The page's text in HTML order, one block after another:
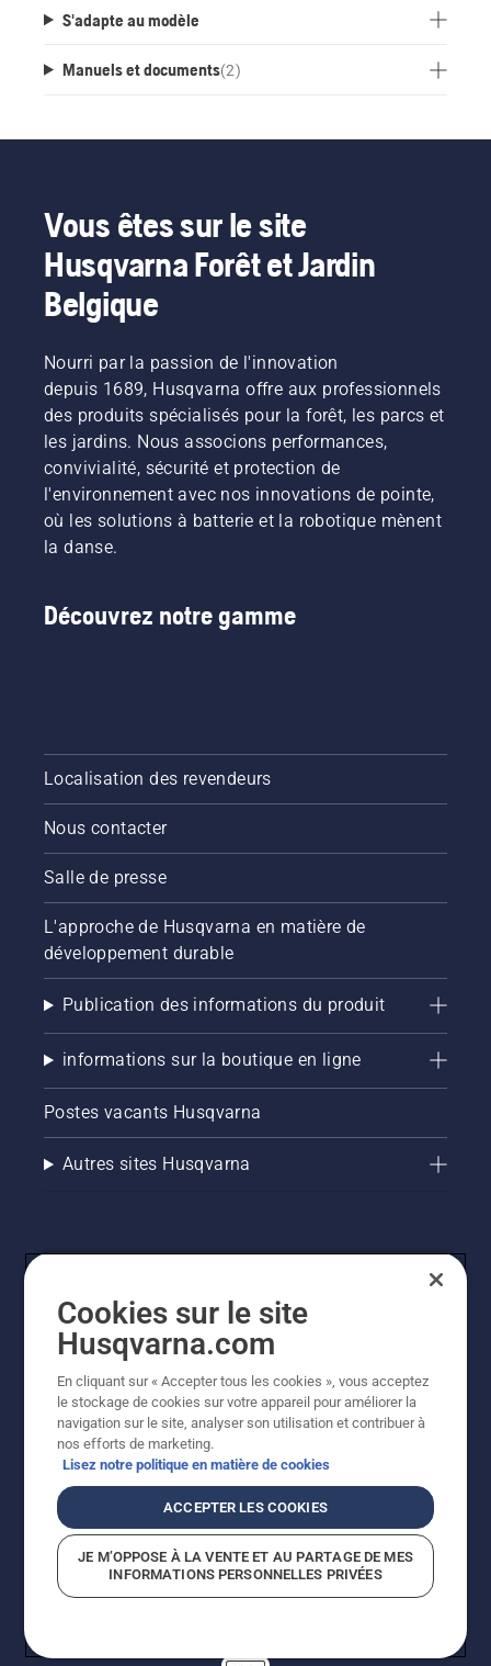
S'adapte au modèle
Manuels et documents(2)
Vous êtes sur le site
Husqvarna Forêt et Jardin
Belgique
Nourri par la passion de l'innovation
depuis 1689, Husqvarna offre aux professionnels
des produits spécialisés pour la forêt, les parcs et
les jardins. Nous associons performances,
convivialité, sécurité et protection de
l'environnement avec nos innovations de pointe,
où les solutions à batterie et la robotique mènent
la danse.
Découvrez notre gamme
Localisation des revendeurs
Nous contacter
Salle de presse
L'approche de Husqvarna en matière de
développement durable
Publication des informations du produit
informations sur la boutique en ligne
Postes vacants Husqvarna
Autres sites Husqvarna
© Husqvarna AB (publ). Tous droits réservés. Les prix
indiqués sont des prix de vente conseillés. Tous les prix
indiqués sont des prix de vente recommandés (TVA
incluse), sauf si le produit est disponible pour un achat
direct.
Politique relative aux cookiesConditions d'utilisation
Cookies sur le site
Husqvarna.com
En cliquant sur « Accepter tous les cookies », vous acceptez
le stockage de cookies sur votre appareil pour améliorer la
navigation sur le site, analyser son utilisation et contribuer à
nos efforts de marketing.
Lisez notre politique en matière de cookies
ACCEPTER LES COOKIES
JE M’OPPOSE À LA VENTE ET AU PARTAGE DE MES
INFORMATIONS PERSONNELLES PRIVÉES